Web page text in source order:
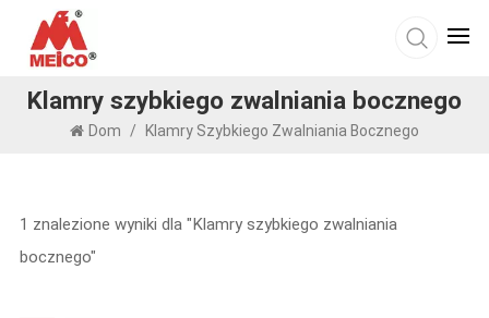
Klamry szybkiego zwalniania bocznego
Dom / Klamry Szybkiego Zwalniania Bocznego
1 znalezione wyniki dla "Klamry szybkiego zwalniania
bocznego"